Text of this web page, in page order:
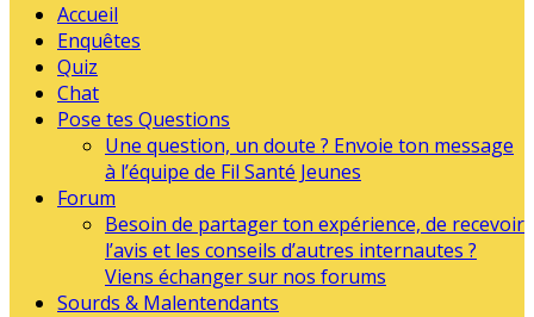
Accueil
Enquêtes
Quiz
Chat
Pose tes Questions
Une question, un doute ? Envoie ton message
à l’équipe de Fil Santé Jeunes
Forum
Besoin de partager ton expérience, de recevoir
l’avis et les conseils d’autres internautes ?
Viens échanger sur nos forums
Sourds & Malentendants